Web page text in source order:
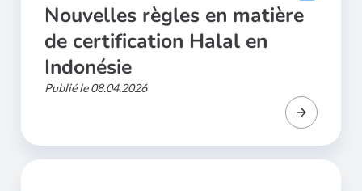
Nouvelles règles en matière
de certification Halal en
Indonésie
Publié le 08.04.2026